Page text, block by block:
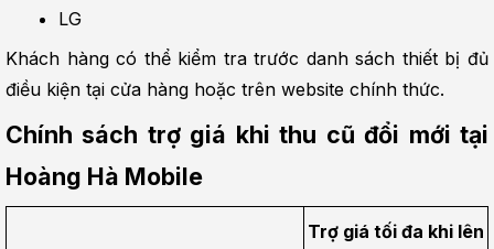
LG
Khách hàng có thể kiểm tra trước danh sách thiết bị đủ
điều kiện tại cửa hàng hoặc trên website chính thức.
Chính sách trợ giá khi thu cũ đổi mới tại
Hoàng Hà Mobile
Trợ giá tối đa khi lên